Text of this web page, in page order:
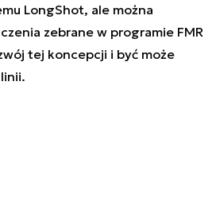
LongShot, ale można
zebrane w programie FMR
tej koncepcji i być może